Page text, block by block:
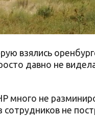
взялись
давно не
много не
сотрудников не